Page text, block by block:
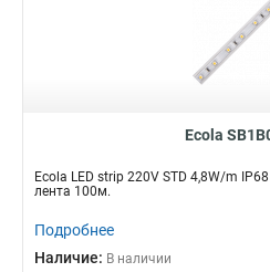
Ecola
Ecola LED strip 220V STD 4,8W/m
лента 100м.
Подробнее
Наличие: В наличии